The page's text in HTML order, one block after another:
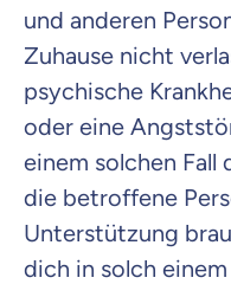
und anderen
Zuhause nicht
psychische
oder eine
einem solchen Fall
die betroffene
Unterstützung
dich in solch